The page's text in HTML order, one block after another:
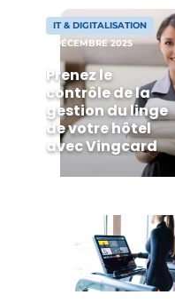
IT & DIGITALISATION
3 DÉCEMBRE 2025
Prenez le
contrôle de la
gestion du linge
de votre hôtel
avec Vingcard